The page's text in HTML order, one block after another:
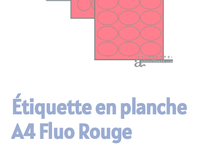
Matériels d’étiquetage
Consommables
Étiquette en planche
A4 Fluo Rouge